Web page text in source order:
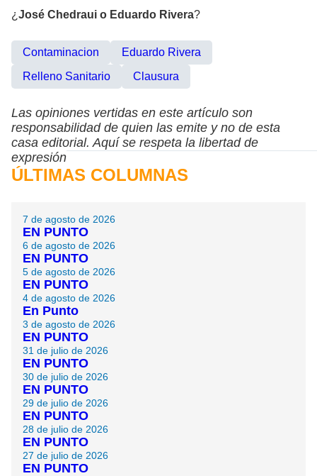
¿ José Chedraui o Eduardo Rivera?
Contaminacion
Eduardo Rivera
Relleno Sanitario
Clausura
Las opiniones vertidas en este artículo son
responsabilidad de quien las emite y no de esta
casa editorial. Aquí se respeta la libertad de
expresión
ÚLTIMAS COLUMNAS
7 de agosto de 2026
EN PUNTO
6 de agosto de 2026
EN PUNTO
5 de agosto de 2026
EN PUNTO
4 de agosto de 2026
En Punto
3 de agosto de 2026
EN PUNTO
31 de julio de 2026
EN PUNTO
30 de julio de 2026
EN PUNTO
29 de julio de 2026
EN PUNTO
28 de julio de 2026
EN PUNTO
27 de julio de 2026
EN PUNTO